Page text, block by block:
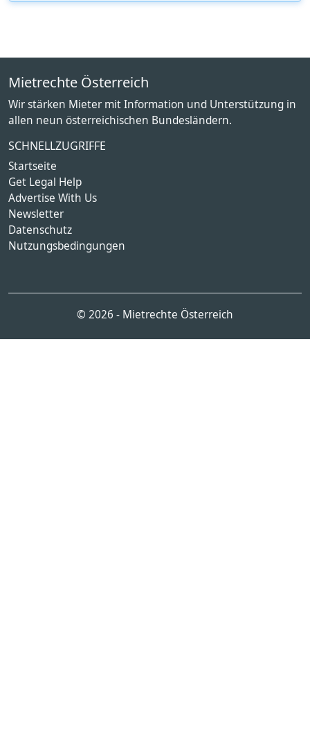
Mietrechte Österreich
Wir stärken Mieter mit Information und Unterstützung in
allen neun österreichischen Bundesländern.
SCHNELLZUGRIFFE
Startseite
Get Legal Help
Advertise With Us
Newsletter
Datenschutz
Nutzungsbedingungen
© 2026 - Mietrechte Österreich